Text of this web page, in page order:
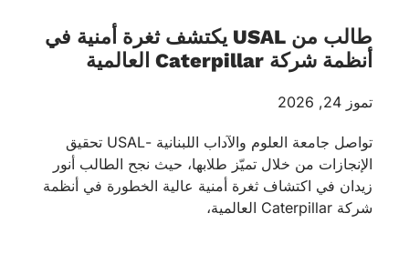
طالب من USAL يكتشف ثغرة أمنية في
أنظمة شركة Caterpillar العالمية
تموز 24, 2026
تواصل جامعة العلوم والآداب اللبنانية -USAL تحقيق
الإنجازات من خلال تميّز طلابها، حيث نجح الطالب أنور
زيدان في اكتشاف ثغرة أمنية عالية الخطورة في أنظمة
شركة Caterpillar العالمية،